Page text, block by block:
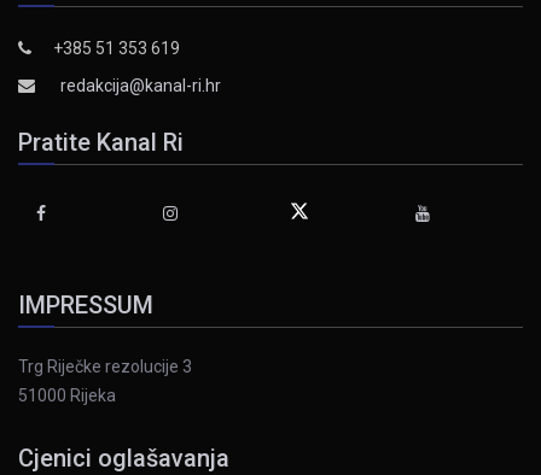
+385 51 353 619
redakcija@kanal-ri.hr
Pratite Kanal Ri
IMPRESSUM
Trg Riječke rezolucije 3
51000 Rijeka
Cjenici oglašavanja